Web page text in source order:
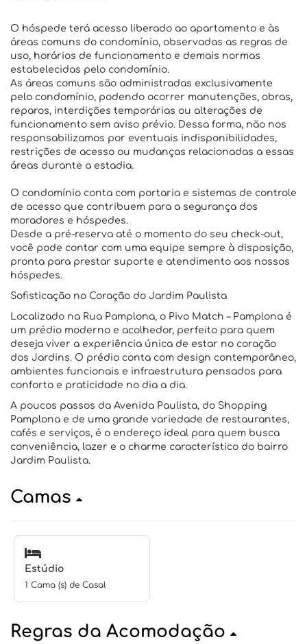
O hóspede terá acesso liberado ao apartamento e às
áreas comuns do condomínio, observadas as regras de
uso, horários de funcionamento e demais normas
estabelecidas pelo condomínio.
As áreas comuns são administradas exclusivamente
pelo condomínio, podendo ocorrer manutenções, obras,
reparos, interdições temporárias ou alterações de
funcionamento sem aviso prévio. Dessa forma, não nos
responsabilizamos por eventuais indisponibilidades,
restrições de acesso ou mudanças relacionadas a essas
áreas durante a estadia.
O condomínio conta com portaria e sistemas de controle
de acesso que contribuem para a segurança dos
moradores e hóspedes.
Desde a pré-reserva até o momento do seu check-out,
você pode contar com uma equipe sempre à disposição,
pronta para prestar suporte e atendimento aos nossos
hóspedes.
Sofisticação no Coração do Jardim Paulista
Localizado na Rua Pamplona, o Pivo Match – Pamplona é
um prédio moderno e acolhedor, perfeito para quem
deseja viver a experiência única de estar no coração
dos Jardins. O prédio conta com design contemporâneo,
ambientes funcionais e infraestrutura pensados ​​para
conforto e praticidade no dia a dia.
A poucos passos da Avenida Paulista, do Shopping
Pamplona e de uma grande variedade de restaurantes,
cafés e serviços, é o endereço ideal para quem busca
conveniência, lazer e o charme característico do bairro
Jardim Paulista.
Camas
Estúdio
1 Cama (s) de Casal
Regras da Acomodação